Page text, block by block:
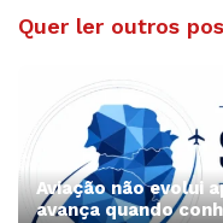
Quer ler outros
Aviação não evolui
avança quando